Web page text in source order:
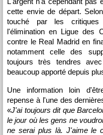
cette envie de départ.
touché par les critiques
l'élimination en Ligue des
contre le Real Madrid en
notamment celle des
toujours très tendres
beaucoup apporté depuis
Une information loin
repense à l'une des
«J'ai toujours dit que
le jour où les gens ne
ne serai plus là. J'aime le